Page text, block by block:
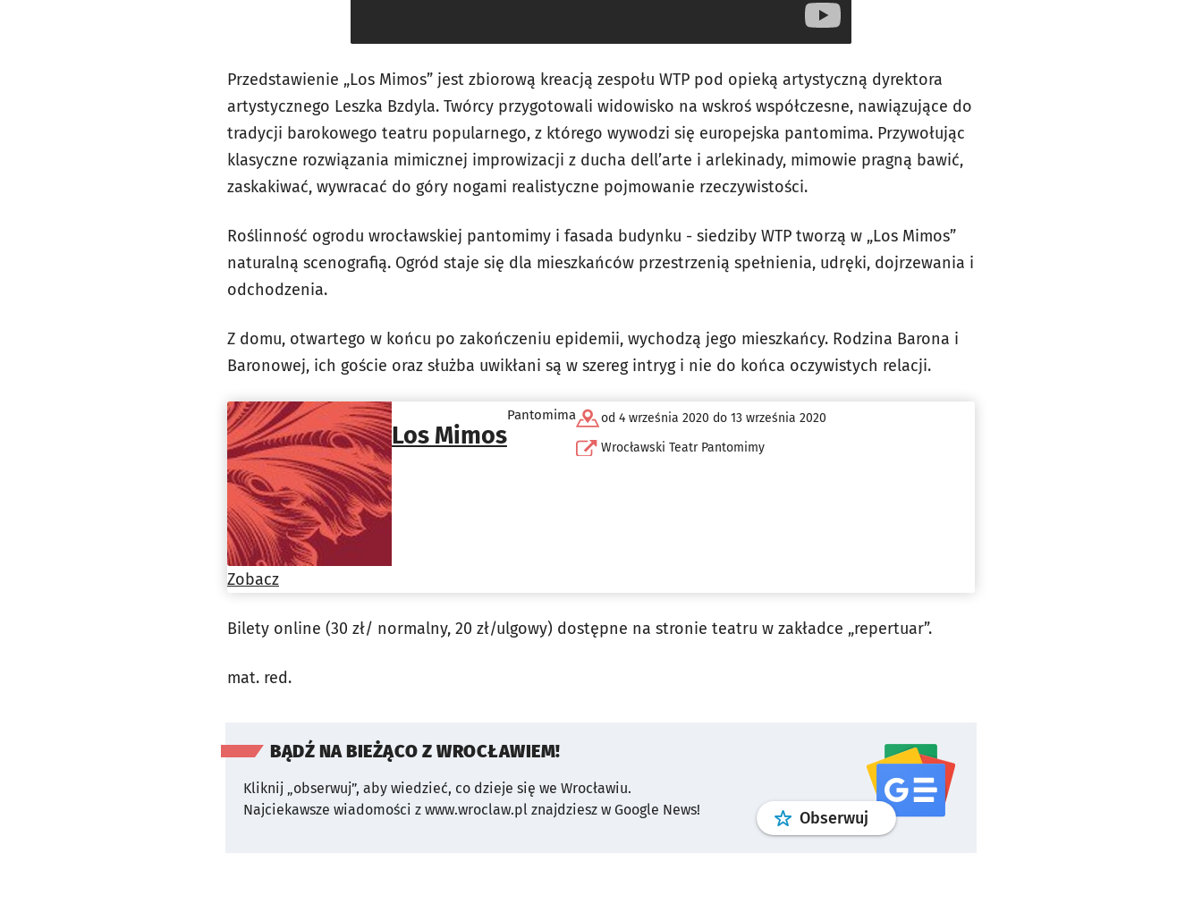
Przedstawienie „Los Mimos” jest zbiorową kreacją zespołu WTP pod opieką artystyczną dyrektora
artystycznego Leszka Bzdyla. Twórcy przygotowali widowisko na wskroś współczesne, nawiązujące do
tradycji barokowego teatru popularnego, z którego wywodzi się europejska pantomima. Przywołując
klasyczne rozwiązania mimicznej improwizacji z ducha dell’arte i arlekinady, mimowie pragną bawić,
zaskakiwać, wywracać do góry nogami realistyczne pojmowanie rzeczywistości.
Roślinność ogrodu wrocławskiej pantomimy i fasada budynku - siedziby WTP tworzą w „Los Mimos”
naturalną scenografią. Ogród staje się dla mieszkańców przestrzenią spełnienia, udręki, dojrzewania i
odchodzenia.
Z domu, otwartego w końcu po zakończeniu epidemii, wychodzą jego mieszkańcy. Rodzina Barona i
Baronowej, ich goście oraz służba uwikłani są w szereg intryg i nie do końca oczywistych relacji.
Los Mimos
Pantomima
od 4 września 2020 do 13 września 2020
Wrocławski Teatr Pantomimy
Zobacz
Bilety online (30 zł/ normalny, 20 zł/ulgowy) dostępne na stronie teatru w zakładce „repertuar”.
mat. red.
BĄDŹ NA BIEŻĄCO Z WROCŁAWIEM!
Kliknij „obserwuj”, aby wiedzieć, co dzieje się we Wrocławiu.
Najciekawsze wiadomości z www.wroclaw.pl znajdziesz w Google News!
Obserwuj profilgoogle news